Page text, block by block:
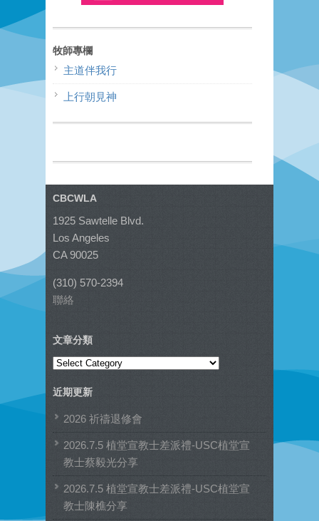
牧師專欄
主道伴我行
上行朝見神
CBCWLA
1925 Sawtelle Blvd.
Los Angeles
CA 90025
(310) 570-2394
聯絡
文章分類
文
分
類
近期更新
2026 祈禱退修會
2026.7.5 植堂宣教士差派禮-USC植堂宣
教士蔡毅光分享
2026.7.5 植堂宣教士差派禮-USC植堂宣
教士陳樵分享